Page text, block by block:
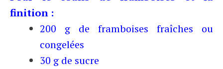
finition :
200 g de framboises fraîches ou
congelées
30 g de sucre